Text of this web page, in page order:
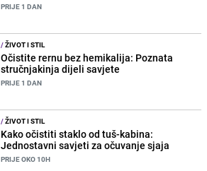
PRIJE 1 DAN
/ŽIVOT I STIL
Očistite rernu bez hemikalija: Poznata
stručnjakinja dijeli savjete
PRIJE 1 DAN
/ŽIVOT I STIL
Kako očistiti staklo od tuš-kabina:
Jednostavni savjeti za očuvanje sjaja
PRIJE OKO 10H